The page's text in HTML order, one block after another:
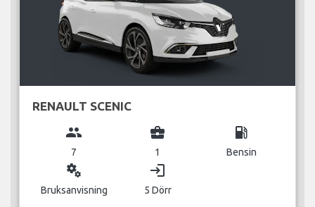
RENAULT SCENIC
group
7
business_center
1
local_gas_station
Bensin
miscellaneous_services
Bruksanvisning
login
5 Dörr